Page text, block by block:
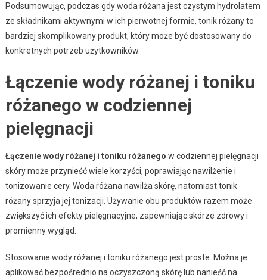
Podsumowując, podczas gdy woda różana jest czystym hydrolatem
ze składnikami aktywnymi w ich pierwotnej formie, tonik różany to
bardziej skomplikowany produkt, który może być dostosowany do
konkretnych potrzeb użytkowników.
Łączenie wody różanej i toniku
różanego w codziennej
pielęgnacji
Łączenie wody różanej i toniku różanego w codziennej pielęgnacji
skóry może przynieść wiele korzyści, poprawiając nawilżenie i
tonizowanie cery. Woda różana nawilża skórę, natomiast tonik
różany sprzyja jej tonizacji. Używanie obu produktów razem może
zwiększyć ich efekty pielęgnacyjne, zapewniając skórze zdrowy i
promienny wygląd.
Stosowanie wody różanej i toniku różanego jest proste. Można je
aplikować bezpośrednio na oczyszczoną skórę lub nanieść na